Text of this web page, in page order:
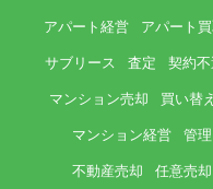
アパート経営 アパート買
サブリース 査定 契約
マンション売却 買い替え
マンション経営 管理
不動産売却 任意売却